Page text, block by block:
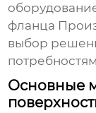
фланца
выбор
Основные